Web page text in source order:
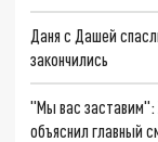
Даня с Дашей
закончились
"Мы вас заставим":
объяснил главный